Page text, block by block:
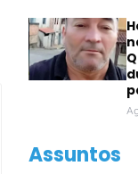
Assuntos